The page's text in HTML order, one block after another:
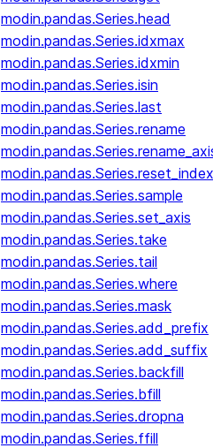
modin.pandas.Series.head
modin.pandas.Series.idxmax
modin.pandas.Series.idxmin
modin.pandas.Series.isin
modin.pandas.Series.last
modin.pandas.Series.rename
modin.pandas.Series.reset_index
modin.pandas.Series.sample
modin.pandas.Series.set_axis
modin.pandas.Series.take
modin.pandas.Series.tail
modin.pandas.Series.where
modin.pandas.Series.mask
modin.pandas.Series.add_prefix
modin.pandas.Series.add_suffix
modin.pandas.Series.backfill
modin.pandas.Series.bfill
modin.pandas.Series.dropna
modin.pandas.Series.ffill